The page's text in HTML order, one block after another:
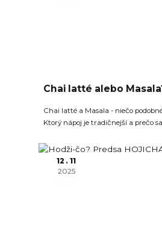
Chai latté alebo
Chai latté a Masala - niečo
Ktorý nápoj je tradičnejší a prečo
12
11
2025